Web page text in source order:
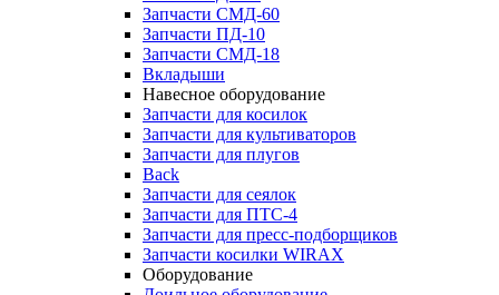
Запчасти СМД-60
Запчасти ПД-10
Запчасти СМД-18
Вкладыши
Навесное оборудование
Запчасти для косилок
Запчасти для культиваторов
Запчасти для плугов
Back
Запчасти для сеялок
Запчасти для ПТС-4
Запчасти для пресс-подборщиков
Запчасти косилки WIRAX
Оборудование